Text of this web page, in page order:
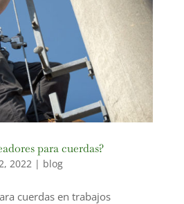
para cuerdas?
2022| blog
cuerdas en trabajos